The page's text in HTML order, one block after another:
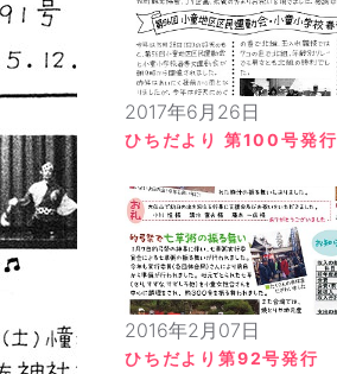
2017年6月26日
ひちだより 第100号発行
2016年2月07日
ひちだより第92号発行